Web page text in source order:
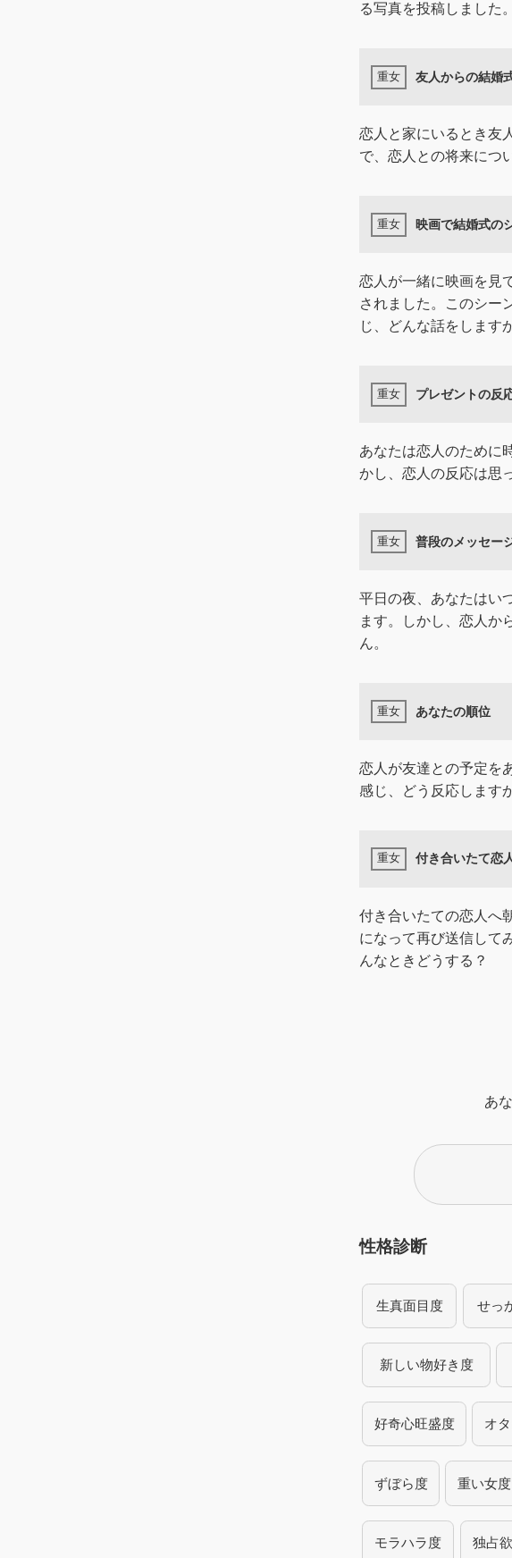
る写真を投稿しました。
友人からの結婚
恋人と家にいるとき友
で、恋人との将来につ
映画で結婚式の
恋人が一緒に映画を見
されました。このシー
じ、どんな話をします
プレゼントの反
あなたは恋人のために
かし、恋人の反応は思
普段のメッセー
平日の夜、あなたはい
ます。しかし、恋人か
ん。
あなたの順位
恋人が友達との予定を
感じ、どう反応します
付き合いたて恋
付き合いたての恋人へ
になって再び送信して
んなときどうする？
あ
性格診断
生真面目度 せっ
新しい物好き度
好奇心旺盛度 オ
ずぼら度 重い女度
モラハラ度 独占